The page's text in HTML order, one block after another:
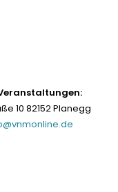
10 82152 Planegg